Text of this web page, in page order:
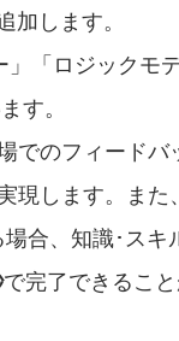
します。
」「ロジックモ
す。
でのフィードバ
現します。また
合、知識･スキ
で完了できるこ